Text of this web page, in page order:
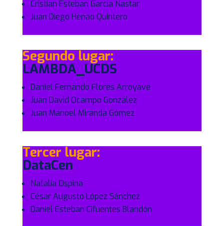
Cristian Esteban Garcia Nastar
Juan Diego Henao Quintero
Segundo lugar:
LAMBDA_UCDS
Daniel Fernando Flores Arroyave
Juan David Ocampo González
Juan Manoel Miranda Gómez
Tercer lugar:
DataCen
Natalia Ospina
César Augusto López Sánchez
Daniel Esteban Cifuentes Blandón